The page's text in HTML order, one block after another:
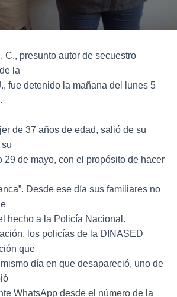
C., presunto autor de secuestro
la
fue detenido la mañana del lunes 5
de 37 años de edad, salió de su
29 de mayo, con el propósito de hacer
Desde ese día sus familiares no
hecho a la Policía Nacional.
los policías de la DINASED
que
día en que desapareció, uno de
WhatsApp desde el número de la